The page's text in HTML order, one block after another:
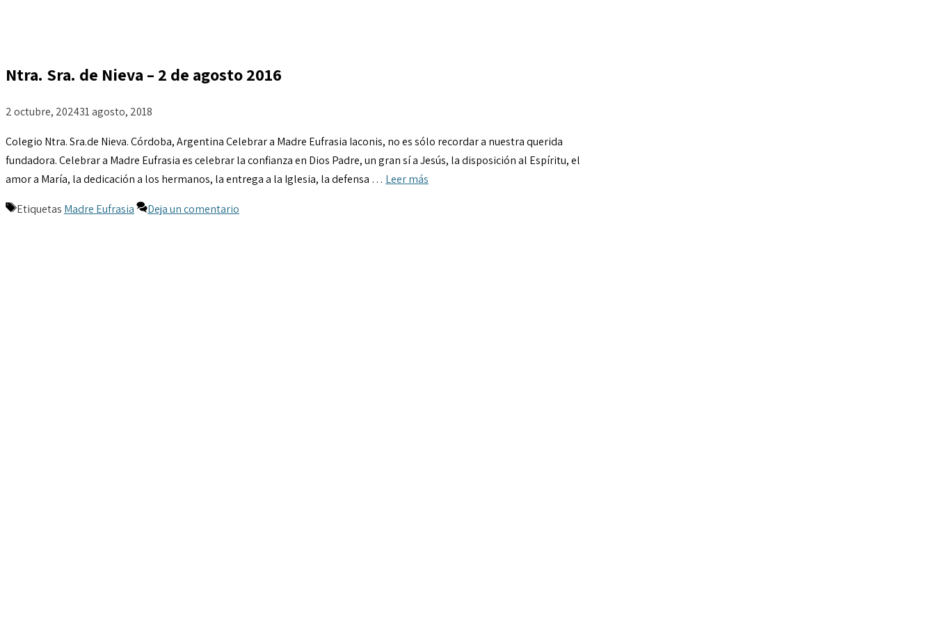
Ntra. Sra. de Nieva – 2 de agosto 2016
2 octubre, 202431 agosto, 2018
Colegio Ntra. Sra.de Nieva. Córdoba, Argentina Celebrar a Madre Eufrasia Iaconis, no es sólo recordar a nuestra querida
fundadora. Celebrar a Madre Eufrasia es celebrar la confianza en Dios Padre, un gran sí a Jesús, la disposición al Espíritu, el
amor a María, la dedicación a los hermanos, la entrega a la Iglesia, la defensa … Leer más
Etiquetas Madre Eufrasia Deja un comentario